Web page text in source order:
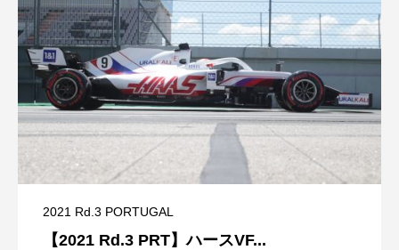
2021 Rd.3 PORTUGAL
【2021 Rd.3 PRT】ハースVF...